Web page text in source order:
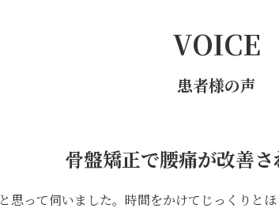
VOICE
患者様の声
骨盤矯正で腰痛が改善さ
思って伺いました。時間をかけてじっくりと